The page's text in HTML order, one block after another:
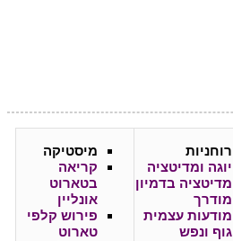
רוחניות
יוגה ומדיטציה
מדיטציה בדמיון
מודרך
מודעות עצמית
גוף ונפש
מיסטיקה
קריאה
בטארוט
אונליין
פירוש קלפי
טארוט